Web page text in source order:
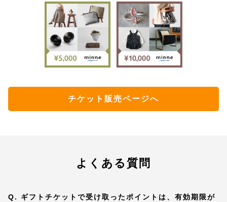
チケット販売ページへ
よくある質問
Q. ギフトチケットで受け取ったポイントは、有効期限が